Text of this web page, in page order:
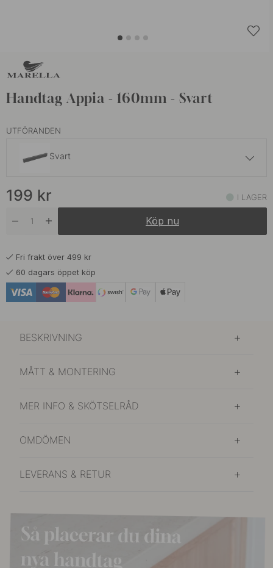
Handtag Appia - 160mm - Svart
UTFÖRANDEN
Svart
Vit I lager
Sand I lager
199 kr I LAGER
Köp nu
Fri frakt över 499 kr
60 dagars öppet köp
BESKRIVNING
MÅTT & MONTERING
MER INFO & SKÖTSELRÅD
OMDÖMEN
LEVERANS & RETUR